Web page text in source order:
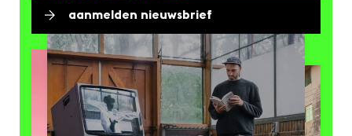
aanmelden nieuwsbrief